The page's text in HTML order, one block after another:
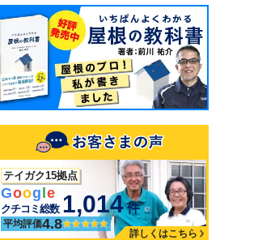
テイガク15拠点
Goog le
クチコミ総数 1,014 件
平均評価4.8
詳しくはこちら